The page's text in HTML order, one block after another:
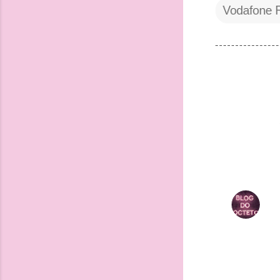
Vodafone
t
á